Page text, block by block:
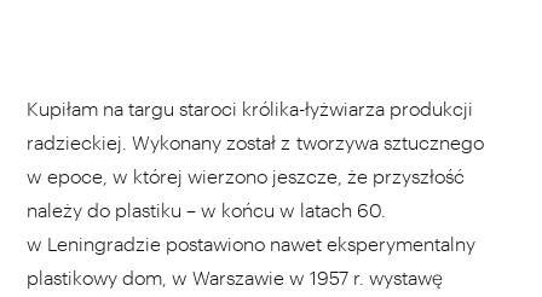
Kupiłam na targu staroci królika-łyżwiarza produkcji
radzieckiej. Wykonany został z tworzywa sztucznego
w epoce, w której wierzono jeszcze, że przyszłość
należy do plastiku – w końcu w latach 60.
w Leningradzie postawiono nawet eksperymentalny
plastikowy dom, w Warszawie w 1957 r. wystawę